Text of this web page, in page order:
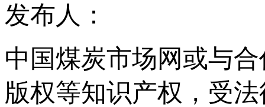
发布人：
中国煤炭市场网或与
版权等知识产权，受